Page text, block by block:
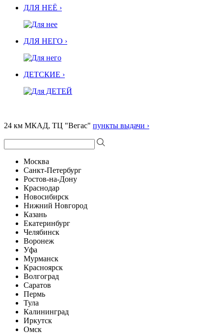
ДЛЯ НЕЁ ›
ДЛЯ НЕГО ›
ДЕТСКИЕ ›
24 км МКАД, ТЦ "Вегас" пункты выдачи ›
Москва
Санкт-Петербург
Ростов-на-Дону
Краснодар
Новосибирск
Нижний Новгород
Казань
Екатеринбург
Челябинск
Воронеж
Уфа
Мурманск
Красноярск
Волгоград
Саратов
Пермь
Тула
Калининград
Иркутск
Омск